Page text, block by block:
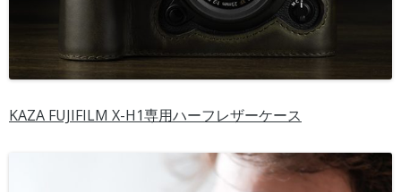
KAZA FUJIFILM X-H1専用ハーフレザーケース